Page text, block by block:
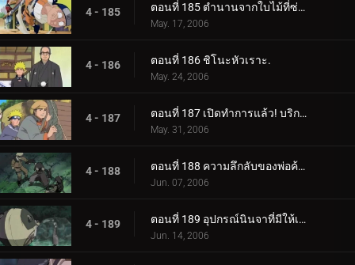
4 - 185 ตอนที่ 185 ตำนานจากใบไม้ที่ซ่อนอยู่: ออนบา!
May. 17, 2006
4 - 186 ตอนที่ 186 ชิโนะหัวเราะ.
May. 24, 2006
4 - 187 ตอนที่ 187 เปิดทำการแล้ว! บริการขนย้ายใบไม้
May. 31, 2006
4 - 188 ตอนที่ 188 ความลึกลับของพ่อค้าเป้าหมาย
Jun. 07, 2006
4 - 189 ตอนที่ 189 อุปกรณ์นินจาที่มีให้เลือกอย่างไม่มีขีดจำกัด
Jun. 14, 2006